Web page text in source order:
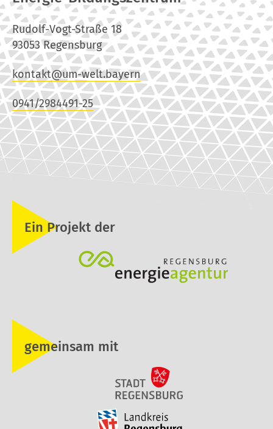
Rudolf-Vogt-Straße 18
93053 Regensburg
kontakt@um-welt.bayern
0941/2984491-25
Ein Projekt der
gemeinsam mit